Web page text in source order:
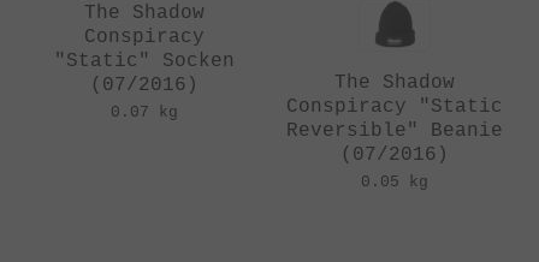
The Shadow
Conspiracy
"Static" Socken
(07/2016)
0.07 kg
The Shadow
Conspiracy "Static
Reversible" Beanie
(07/2016)
0.05 kg